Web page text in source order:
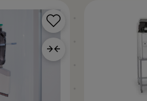
comparateur